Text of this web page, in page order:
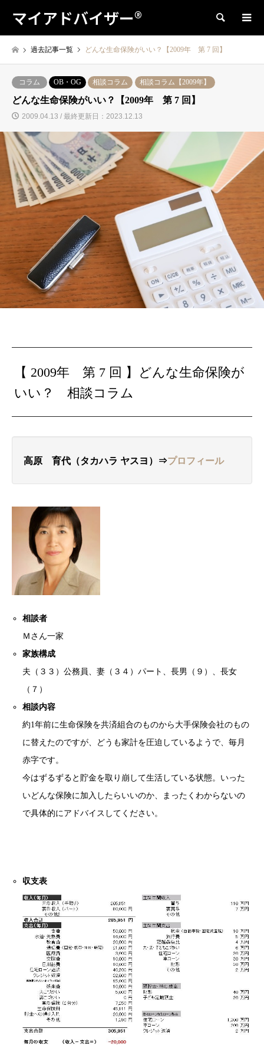
マイアドバイザー® 検索
過去記事一覧 どんな生命保険がいい？【2009年 第 7 回】
コラム OB・OG 相談コラム 相談コラム【2009年】
どんな生命保険がいい？【2009年 第 7 回】
2009.04.13 / 最終更新日：2023.12.13
【 2009年 第 7 回 】
どんな生命保険が
いい？
相談コラム
高原 育代（タカハラ ヤスヨ ）⇒プロフィール
相談者
Ｍさん一家
家族構成
夫（３３）公務員、妻（３４）パート、長男（９）、長女
（７）
相談内容
約1年前に生命保険を共済組合のものから大手保険会社のもの
に替えたのですが、どうも家計を圧迫しているようで、毎月
赤字です。
今はずるずると貯金を取り崩して生活している状態。いった
いどんな保険に加入したらいいのか、まったくわからないの
で具体的にアドバイスしてください。
収支表